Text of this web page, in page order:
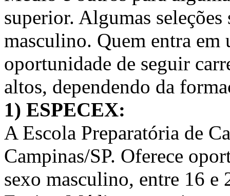
superior. Algumas
masculino. Quem entra em
oportunidade de seguir
altos, dependendo da
1) ESPECEX:
A Escola Preparatória de
Campinas/SP. Oferece
sexo masculino, entre 16 e